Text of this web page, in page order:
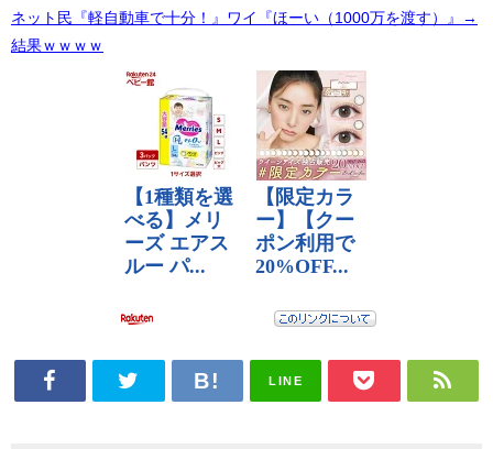
ネット民『軽自動車で十分！』ワイ『ほーい（1000万を渡す）』→
結果ｗｗｗｗ
LINE